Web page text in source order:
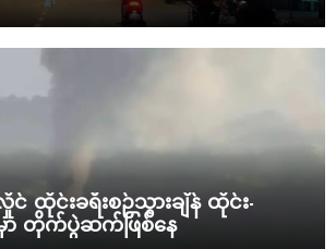
င် ထိုင်းခရီးစဉ်သွားချိန် ထိုင်း-
မှာ တိုက်ပွဲဆက်ဖြစ်နေ